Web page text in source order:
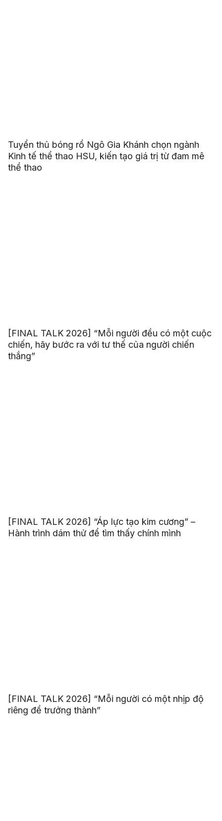
Tuyển thủ bóng rổ Ngô Gia Khánh chọn ngành
Kinh tế thể thao HSU, kiến tạo giá trị từ đam mê
thể thao
[FINAL TALK 2026] “Mỗi người đều có một cuộc
chiến, hãy bước ra với tư thế của người chiến
thắng”
[FINAL TALK 2026] “Áp lực tạo kim cương” –
Hành trình dám thử để tìm thấy chính mình
[FINAL TALK 2026] “Mỗi người có một nhịp độ
riêng để trưởng thành”